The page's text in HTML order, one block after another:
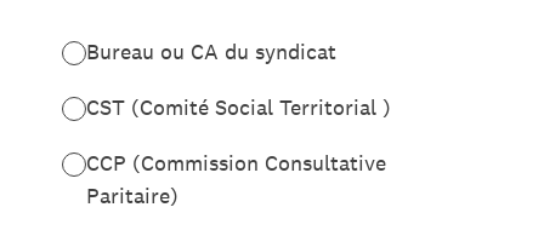
Bureau ou CA du syndicat
CST (Comité Social Territorial )
CCP (Commission Consultative
Paritaire)